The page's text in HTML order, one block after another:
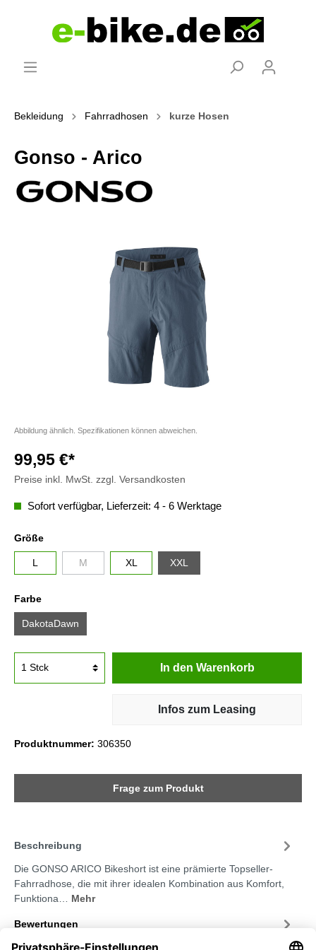
Bekleidung Fahrradhosen kurze Hosen
Gonso - Arico
Abbildung ähnlich. Spezifikationen können abweichen.
99,95 €*
Preise inkl. MwSt. zzgl. Versandkosten
Sofort verfügbar, Lieferzeit: 4 - 6 Werktage
Größe
L M XL XXL
Farbe
DakotaDawn
In den Warenkorb
Infos zum Leasing
Produktnummer: 306350
Frage zum Produkt
Beschreibung
Die GONSO ARICO Bikeshort ist eine prämierte Topseller-
Fahrradhose, die mit ihrer idealen Kombination aus Komfort,
Funktiona… Mehr
Bewertungen